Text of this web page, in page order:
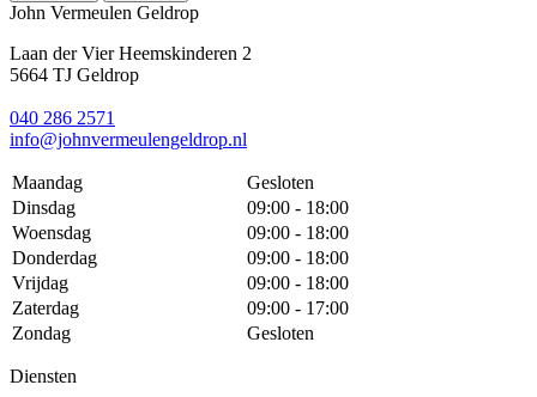
John Vermeulen Geldrop
Laan der Vier Heemskinderen 2
5664 TJ Geldrop
040 286 2571
info@johnvermeulengeldrop.nl
Maandag
Gesloten
Dinsdag
09:00 - 18:00
Woensdag
09:00 - 18:00
Donderdag
09:00 - 18:00
Vrijdag
09:00 - 18:00
Zaterdag
09:00 - 17:00
Zondag
Gesloten
Diensten